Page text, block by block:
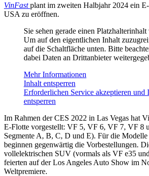
VinFastplant im zweiten Halbjahr 2024 ein
USA zu eröffnen.
Sie sehen gerade einen Platzhalterinhalt
Um auf den eigentlichen Inhalt
auf die Schaltfläche unten. Bitte
dabei Daten an Drittanbieter
Mehr Informationen
Inhalt entsperren
Erforderlichen Service akzeptieren und
entsperren
Im Rahmen der CES 2022 in Las Vegas hat
E-Flotte vorgestellt: VF 5, VF 6, VF 7, VF 8
Segmente A, B, C, D und E). Für die
beginnen gegenwärtig die Vorbestellungen.
vollelektrischen SUV (vormals als VF e35
feierten auf der Los Angeles Auto Show im
Weltpremiere.